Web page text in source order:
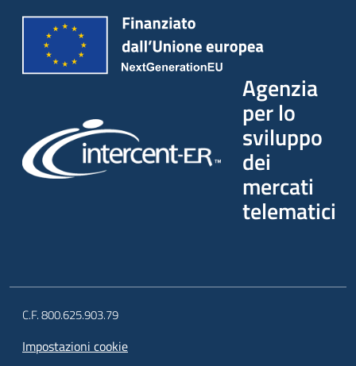
Agenzia
per lo
sviluppo
dei
mercati
telematici
C.F. 800.625.903.79
Impostazioni cookie